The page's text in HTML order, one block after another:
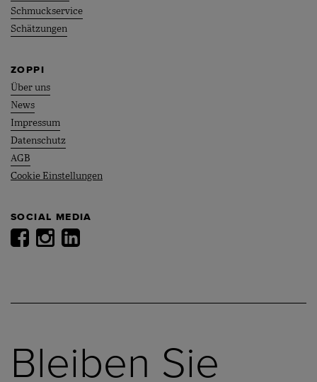
Schmuckservice
Schätzungen
ZOPPI
Über uns
News
Impressum
Datenschutz
AGB
Cookie Einstellungen
SOCIAL MEDIA
Bleiben Sie